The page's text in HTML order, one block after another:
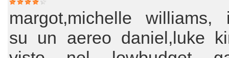
margot,michelle williams,
su un aereo daniel,luke